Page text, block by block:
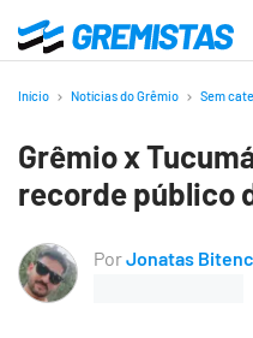
para
principal
Gremistas
Início Notícias do Grêmio Sem
Grêmio x
recorde público
PorJonatas